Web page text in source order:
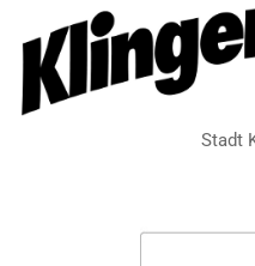
Stadt